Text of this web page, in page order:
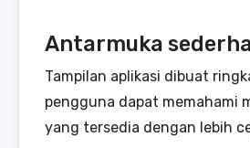
Antarmuka
Tampilan aplikasi dibuat
pengguna dapat memahami
yang tersedia dengan lebih